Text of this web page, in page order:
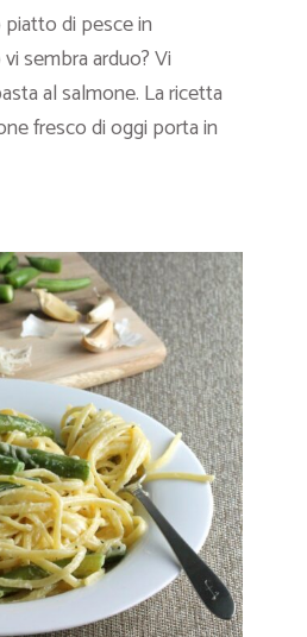
di pesce in
sembra arduo? Vi
al salmone. La ricetta
fresco di oggi porta in